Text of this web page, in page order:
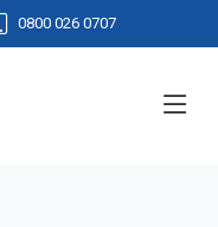
0800 026 0707